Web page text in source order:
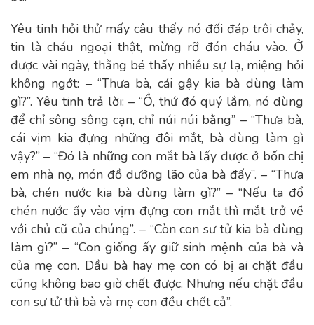
Yêu tinh hỏi thử mấy câu thấy nó đối đáp trôi chảy,
tin là cháu ngoại thật, mừng rỡ đón cháu vào. Ở
được vài ngày, thằng bé thấy nhiều sự lạ, miệng hỏi
không ngớt: – “Thưa bà, cái gậy kia bà dùng làm
gì?”. Yêu tinh trả lời: – “Ồ, thứ đó quý lắm, nó dùng
để chỉ sông sông cạn, chỉ núi núi bằng” – “Thưa bà,
cái vịm kia đựng những đôi mắt, bà dùng làm gì
vậy?” – “Đó là những con mắt bà lấy được ở bốn chị
em nhà nọ, món đồ dưỡng lão của bà đấy”. – “Thưa
bà, chén nước kia bà dùng làm gì?” – “Nếu ta đổ
chén nước ấy vào vịm đựng con mắt thì mắt trở về
với chủ cũ của chúng”. – “Còn con sư tử kia bà dùng
làm gì?” – “Con giống ấy giữ sinh mệnh của bà và
của mẹ con. Dầu bà hay mẹ con có bị ai chặt đầu
cũng không bao giờ chết được. Nhưng nếu chặt đầu
con sư tử thì bà và mẹ con đều chết cả”.